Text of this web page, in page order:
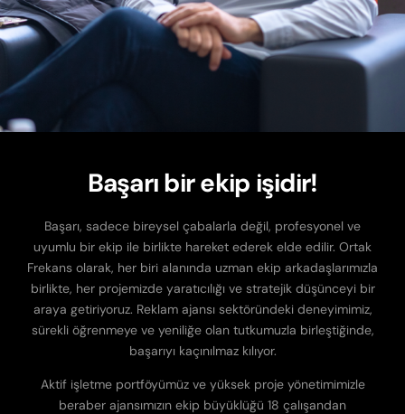
Başarı bir ekip işidir!
Başarı, sadece bireysel çabalarla değil, profesyonel ve
uyumlu bir ekip ile birlikte hareket ederek elde edilir. Ortak
Frekans olarak, her biri alanında uzman ekip arkadaşlarımızla
birlikte, her projemizde yaratıcılığı ve stratejik düşünceyi bir
araya getiriyoruz. Reklam ajansı sektöründeki deneyimimiz,
sürekli öğrenmeye ve yeniliğe olan tutkumuzla birleştiğinde,
başarıyı kaçınılmaz kılıyor.
Aktif işletme portföyümüz ve yüksek proje yönetimimizle
beraber ajansımızın ekip büyüklüğü 18 çalışandan